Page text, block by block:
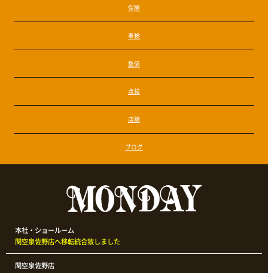
保険
車検
整備
点検
店舗
ブログ
本社・ショールーム
関空泉佐野店へ移転統合致しました
関空泉佐野店